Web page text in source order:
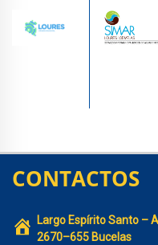
CONTACTOS
Largo Espírito Santo –
2670–655 Bucelas